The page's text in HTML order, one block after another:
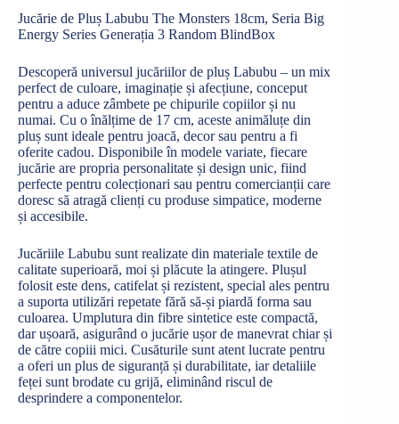
Jucărie de Pluș Labubu The Monsters 18cm, Seria Big
Energy Series Generația 3 Random BlindBox
Descoperă universul jucăriilor de pluș Labubu – un mix
perfect de culoare, imaginație și afecțiune, conceput
pentru a aduce zâmbete pe chipurile copiilor și nu
numai. Cu o înălțime de 17 cm, aceste animăluțe din
pluș sunt ideale pentru joacă, decor sau pentru a fi
oferite cadou. Disponibile în modele variate, fiecare
jucărie are propria personalitate și design unic, fiind
perfecte pentru colecționari sau pentru comercianții care
doresc să atragă clienți cu produse simpatice, moderne
și accesibile.
Jucăriile Labubu sunt realizate din materiale textile de
calitate superioară, moi și plăcute la atingere. Plușul
folosit este dens, catifelat și rezistent, special ales pentru
a suporta utilizări repetate fără să-și piardă forma sau
culoarea. Umplutura din fibre sintetice este compactă,
dar ușoară, asigurând o jucărie ușor de manevrat chiar și
de către copiii mici. Cusăturile sunt atent lucrate pentru
a oferi un plus de siguranță și durabilitate, iar detaliile
feței sunt brodate cu grijă, eliminând riscul de
desprindere a componentelor.